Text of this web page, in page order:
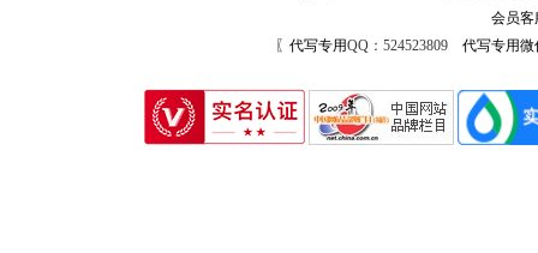
会员
〖代写专用QQ：524523809代写专用微